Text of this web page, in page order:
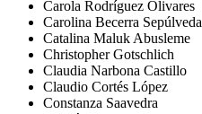
Carola Rodríguez Olivares
Carolina Becerra Sepúlveda
Catalina Maluk Abusleme
Christopher Gotschlich
Claudia Narbona Castillo
Claudio Cortés López
Constanza Saavedra